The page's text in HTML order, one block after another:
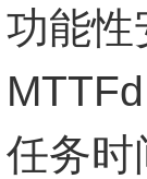
功能性
任务时